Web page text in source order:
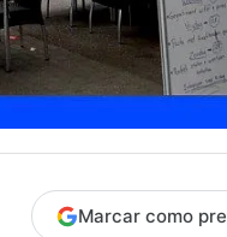
Marcar como